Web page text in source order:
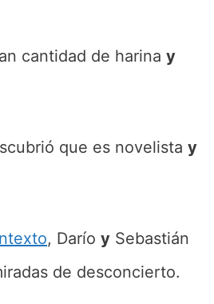
cantidad de harina y
que es novelista y
, Darío y Sebastián
de desconcierto.